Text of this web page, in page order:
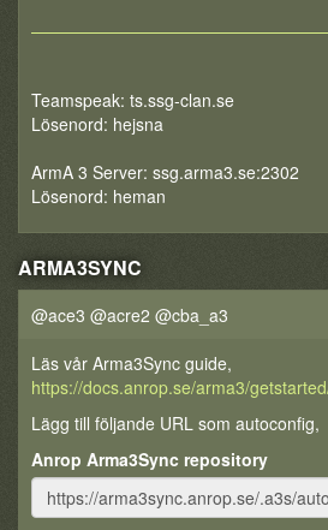
Teamspeak: ts.ssg-clan.se
Lösenord: hejsna
ArmA 3 Server: ssg.arma3.se:2302
Lösenord: heman
ARMA3SYNC
@ace3 @acre2 @cba_a3
Läs vår Arma3Sync guide,
https://docs.anrop.se/arma3/
Lägg till följande URL som autoconfig,
Anrop Arma3Sync repository